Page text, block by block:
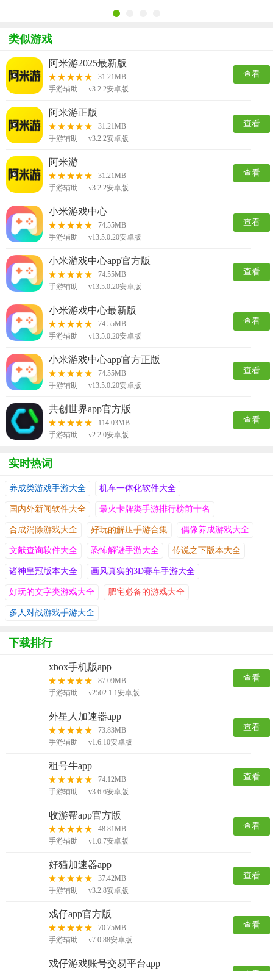
类似游戏
阿米游2025最新版
31.21MB
手游辅助
v3.2.2安卓版
查看
阿米游正版
31.21MB
手游辅助
v3.2.2安卓版
查看
阿米游
31.21MB
手游辅助
v3.2.2安卓版
查看
小米游戏中心
74.55MB
手游辅助
v13.5.0.20安卓版
查看
小米游戏中心app官方版
74.55MB
手游辅助
v13.5.0.20安卓版
查看
小米游戏中心最新版
74.55MB
手游辅助
v13.5.0.20安卓版
查看
小米游戏中心app官方正版
74.55MB
手游辅助
v13.5.0.20安卓版
查看
共创世界app官方版
114.03MB
手游辅助
v2.2.0安卓版
查看
实时热词
养成类游戏手游大全 机车一体化软件大全
国内外新闻软件大全 最火卡牌类手游排行榜前十名
合成消除游戏大全 好玩的解压手游合集 偶像养成游戏大全
文献查询软件大全 恐怖解谜手游大全 传说之下版本大全
诸神皇冠版本大全 画风真实的3D赛车手游大全
好玩的文字类游戏大全 肥宅必备的游戏大全
多人对战游戏手游大全
下载排行
xbox手机版app
87.09MB
手游辅助
v2502.1.1安卓版
查看
外星人加速器app
73.83MB
手游辅助
v1.6.10安卓版
查看
租号牛app
74.12MB
手游辅助
v3.6.6安卓版
查看
收游帮app官方版
48.81MB
手游辅助
v1.0.7安卓版
查看
好猫加速器app
37.42MB
手游辅助
v3.2.8安卓版
查看
戏仔app官方版
70.75MB
手游辅助
v7.0.88安卓版
查看
戏仔游戏账号交易平台app